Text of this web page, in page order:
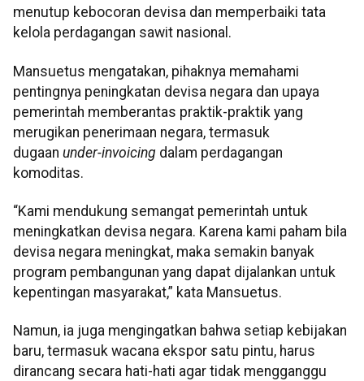
menutup kebocoran devisa dan memperbaiki tata
kelola perdagangan sawit nasional.
Mansuetus mengatakan, pihaknya memahami
pentingnya peningkatan devisa negara dan upaya
pemerintah memberantas praktik-praktik yang
merugikan penerimaan negara, termasuk
dugaan under-invoicing dalam perdagangan
komoditas.
“Kami mendukung semangat pemerintah untuk
meningkatkan devisa negara. Karena kami paham bila
devisa negara meningkat, maka semakin banyak
program pembangunan yang dapat dijalankan untuk
kepentingan masyarakat,” kata Mansuetus.
Namun, ia juga mengingatkan bahwa setiap kebijakan
baru, termasuk wacana ekspor satu pintu, harus
dirancang secara hati-hati agar tidak mengganggu